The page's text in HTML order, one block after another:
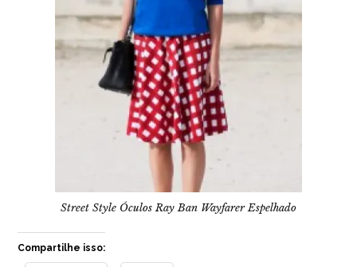
Street Style Óculos Ray Ban Wayfarer Espelhado
Compartilhe isso: